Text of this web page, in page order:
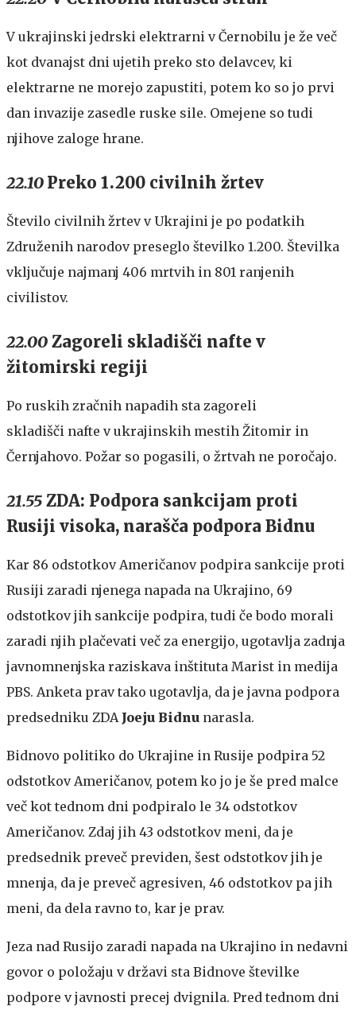
V ukrajinski jedrski elektrarni v Černobilu je že več
kot dvanajst dni ujetih preko sto delavcev, ki
elektrarne ne morejo zapustiti, potem ko so jo prvi
dan invazije zasedle ruske sile. Omejene so tudi
njihove zaloge hrane.
22.10 Preko 1.200 civilnih žrtev
Število civilnih žrtev v Ukrajini je po podatkih
Združenih narodov preseglo številko 1.200. Številka
vključuje najmanj 406 mrtvih in 801 ranjenih
civilistov.
22.00 Zagoreli skladišči nafte v
žitomirski regiji
Po ruskih zračnih napadih sta zagoreli
skladišči nafte v ukrajinskih mestih Žitomir in
Černjahovo. Požar so pogasili, o žrtvah ne poročajo.
21.55 ZDA: Podpora sankcijam proti
Rusiji visoka, narašča podpora Bidnu
Kar 86 odstotkov Američanov podpira sankcije proti
Rusiji zaradi njenega napada na Ukrajino, 69
odstotkov jih sankcije podpira, tudi če bodo morali
zaradi njih plačevati več za energijo, ugotavlja zadnja
javnomnenjska raziskava inštituta Marist in medija
PBS. Anketa prav tako ugotavlja, da je javna podpora
predsedniku ZDA Joeju Bidnu narasla.
Bidnovo politiko do Ukrajine in Rusije podpira 52
odstotkov Američanov, potem ko jo je še pred malce
več kot tednom dni podpiralo le 34 odstotkov
Američanov. Zdaj jih 43 odstotkov meni, da je
predsednik preveč previden, šest odstotkov jih je
mnenja, da je preveč agresiven, 46 odstotkov pa jih
meni, da dela ravno to, kar je prav.
Jeza nad Rusijo zaradi napada na Ukrajino in nedavni
govor o položaju v državi sta Bidnove številke
podpore v javnosti precej dvignila. Pred tednom dni